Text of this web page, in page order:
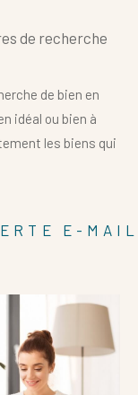
de recherche
de bien en
idéal ou bien à
les biens qui
E-